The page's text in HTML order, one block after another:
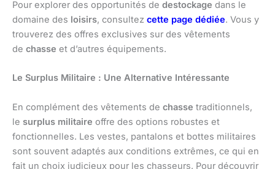
Pour explorer des opportunités de destockage dans le
domaine des loisirs, consultez cette page dédiée. Vous y
trouverez des offres exclusives sur des vêtements
de chasse et d’autres équipements.
Le Surplus Militaire : Une Alternative Intéressante
En complément des vêtements de chasse traditionnels,
le surplus militaire offre des options robustes et
fonctionnelles. Les vestes, pantalons et bottes militaires
sont souvent adaptés aux conditions extrêmes, ce qui en
fait un choix judicieux pour les chasseurs. Pour découvrir